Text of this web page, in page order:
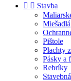
  Stavba
Miešadlá
Pištole
Plachty
Pásky a
Rebríky